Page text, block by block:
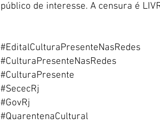
público de interesse. A censura é
#EditalCulturaPresenteNasRedes
#CulturaPresenteNasRedes
#CulturaPresente
#SececRj
#GovRj
#QuarentenaCultural